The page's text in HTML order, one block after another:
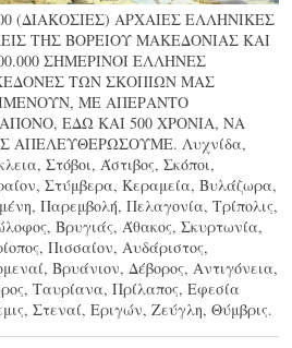
(ΔΙΑΚΟΣΙΕΣ) ΑΡΧΑΙΕΣ ΕΛΛΗΝΙΚΕΣ
ΤΗΣ ΒΟΡΕΙΟΥ ΜΑΚΕΔΟΝΙΑΣ ΚΑΙ
ΣΗΜΕΡΙΝΟΙ ΕΛΛΗΝΕΣ
ΤΩΝ ΣΚΟΠΙΩΝ ΜΑΣ
ΜΕ ΑΠΕΡΑΝΤΟ
ΕΔΩ ΚΑΙ 500 ΧΡΟΝΙΑ, ΝΑ
ΑΠΕΛΕΥΘΕΡΩΣΟΥΜΕ. Λυχνίδα,
Στόβοι, Άστιβος, Σκόποι,
Στύμβερα, Κεραμεία, Βυλάζωρα,
Παρεμβολή, Πελαγονία, Τρίπολις,
Βρυγιάς, Άθακος, Σκυρτωνία,
Πισσαίον, Αυδάριστος,
Βρυάνιον, Δέβορος, Αντιγόνεια,
Ταυρίανα, Πρίλαπος, Εφεσία
Στεναί, Εριγών, Ζεύγλη, Θύμβρις.